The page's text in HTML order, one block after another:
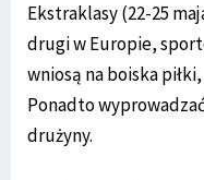
Ekstraklasy (22-25
drugi w Europie,
wniosą na boiska
Ponadto
drużyny.